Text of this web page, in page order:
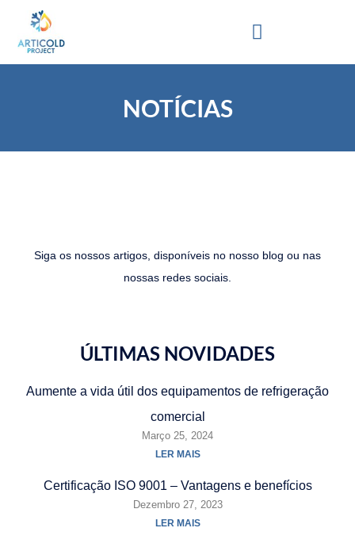
NOTÍCIAS
Siga os nossos artigos, disponíveis no nosso blog ou nas
nossas redes sociais.
ÚLTIMAS NOVIDADES
Aumente a vida útil dos equipamentos de refrigeração
comercial
Março 25, 2024
LER MAIS
Certificação ISO 9001 – Vantagens e benefícios
Dezembro 27, 2023
LER MAIS